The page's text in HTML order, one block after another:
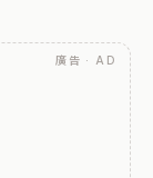
廣告 · AD